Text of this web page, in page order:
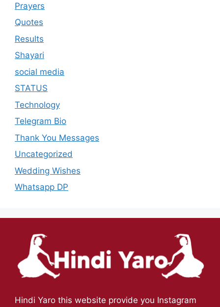
Prayers
Quotes
Results
Shayari
social media
STATUS
Technology
Telegram Bio
Thank You Messages
Uncategorized
Wedding Wishes
Whatsapp DP
Hindi Yaro this website provide you Instagram